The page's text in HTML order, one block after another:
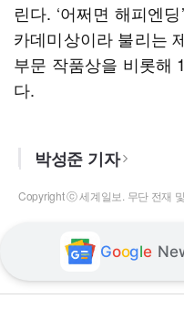
린다. ‘어쩌면 해피엔
카데미상이라 불리는
부문 작품상을 비롯해
다.
박성준 기자
Copyright ⓒ 세계일보. 무단 전재
Google